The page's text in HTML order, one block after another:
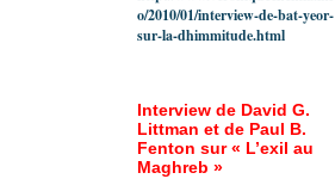
o/2010/01/interview-de-bat-yeor-
sur-la-dhimmitude.html
Interview de David G.
Littman et de Paul B.
Fenton sur « L’exil au
Maghreb »